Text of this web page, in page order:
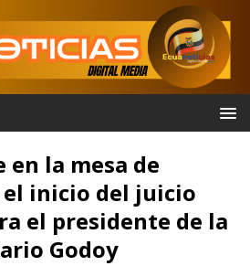
en la mesa de
el inicio del juicio
el presidente de la
Godoy